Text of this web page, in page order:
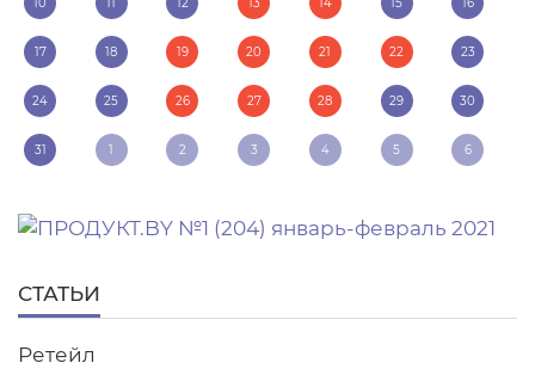
10 11 12 13 14 15 16
17 18 19 20 21 22 23
24 25 26 27 28 29 30
31 1 2 3 4 5 6
СТАТЬИ
Ретейл